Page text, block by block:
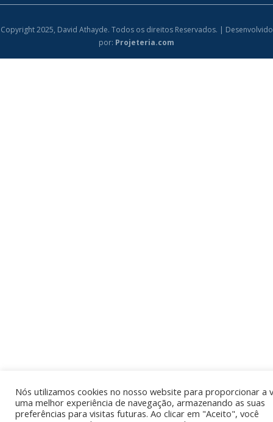
Copyright 2025, David Athayde. Todos os direitos Reservados. | Desenvolvido
por: Projeteria.com
Nós utilizamos cookies no nosso website para proporcionar a
uma melhor experiência de navegação, armazenando as suas
preferências para visitas futuras. Ao clicar em "Aceito", você